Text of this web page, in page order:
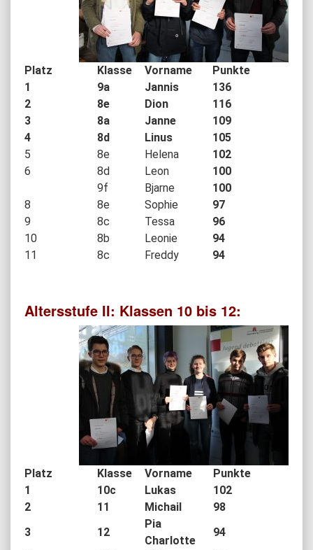
Platz Klasse Vorname
Punkte
1
9a Jannis
136
2
8e Dion
116
3
8a Janne
109
4
8d Linus
105
5
8e Helena
102
6
8d Leon
100
9f
Bjarne
100
8
8e Sophie
97
9
8c Tessa
96
10
8b Leonie
94
11
8c Freddy 94
Altersstufe II: Klassen 10 bis 12:
Platz Klasse Vorname
Punkte
1
10c Lukas
102
2
11 Michail
98
3
12
Pia
Charlotte
94